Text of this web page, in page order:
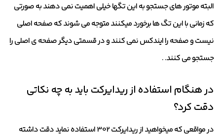
البته موتور های جستجو به این تگها خیلی اهمیت نمی دهند به صورتی
که زمانی با این تگ ها برخورد میکنند متوجه می شوند که صفحه اصلی
نیست و صفحه را ایندکس نمی کنند و در قسمتی دیگر صفحه ی اصلی را
جستجو می کنند. .
در هنگام استفاده از ریدایرکت باید به چه نکاتی
دقت کرد؟
در مواقعی که میخواهید از ریدایرکت 302 استفاده نماید دقت داشته